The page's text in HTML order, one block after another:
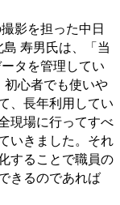
影を担った中日
寿男氏は、「当
タを管理してい
初心者でも使いや
、長年利用してい
現場に行ってすべ
いきました。それ
することで職員の
きるのであれば